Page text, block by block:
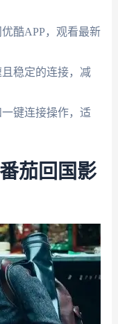
酷APP，观看最新
稳定的连接，减
键连接操作，适
茄回国影